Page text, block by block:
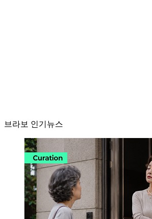
브라보 인기뉴스